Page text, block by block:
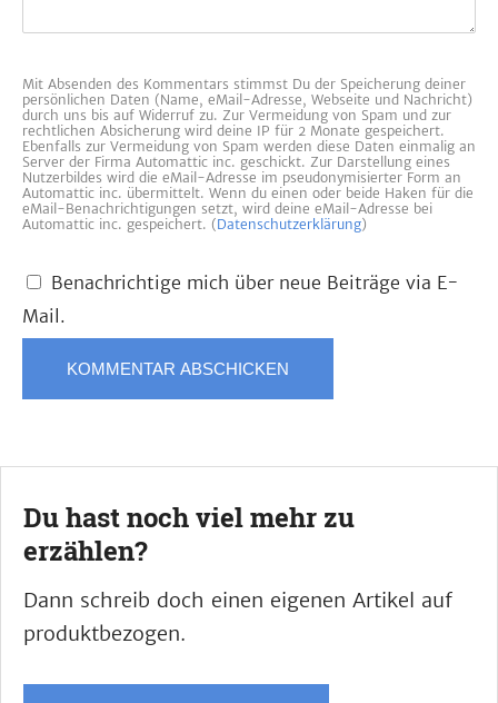
Mit Absenden des Kommentars stimmst Du der Speicherung deiner
persönlichen Daten (Name, eMail-Adresse, Webseite und Nachricht)
durch uns bis auf Widerruf zu. Zur Vermeidung von Spam und zur
rechtlichen Absicherung wird deine IP für 2 Monate gespeichert.
Ebenfalls zur Vermeidung von Spam werden diese Daten einmalig an
Server der Firma Automattic inc. geschickt. Zur Darstellung eines
Nutzerbildes wird die eMail-Adresse im pseudonymisierter Form an
Automattic inc. übermittelt. Wenn du einen oder beide Haken für die
eMail-Benachrichtigungen setzt, wird deine eMail-Adresse bei
Automattic inc. gespeichert. (Datenschutzerklärung)
Benachrichtige mich über neue Beiträge via E-
Mail.
Du hast noch viel mehr zu
erzählen?
Dann schreib doch einen eigenen Artikel auf
produktbezogen.